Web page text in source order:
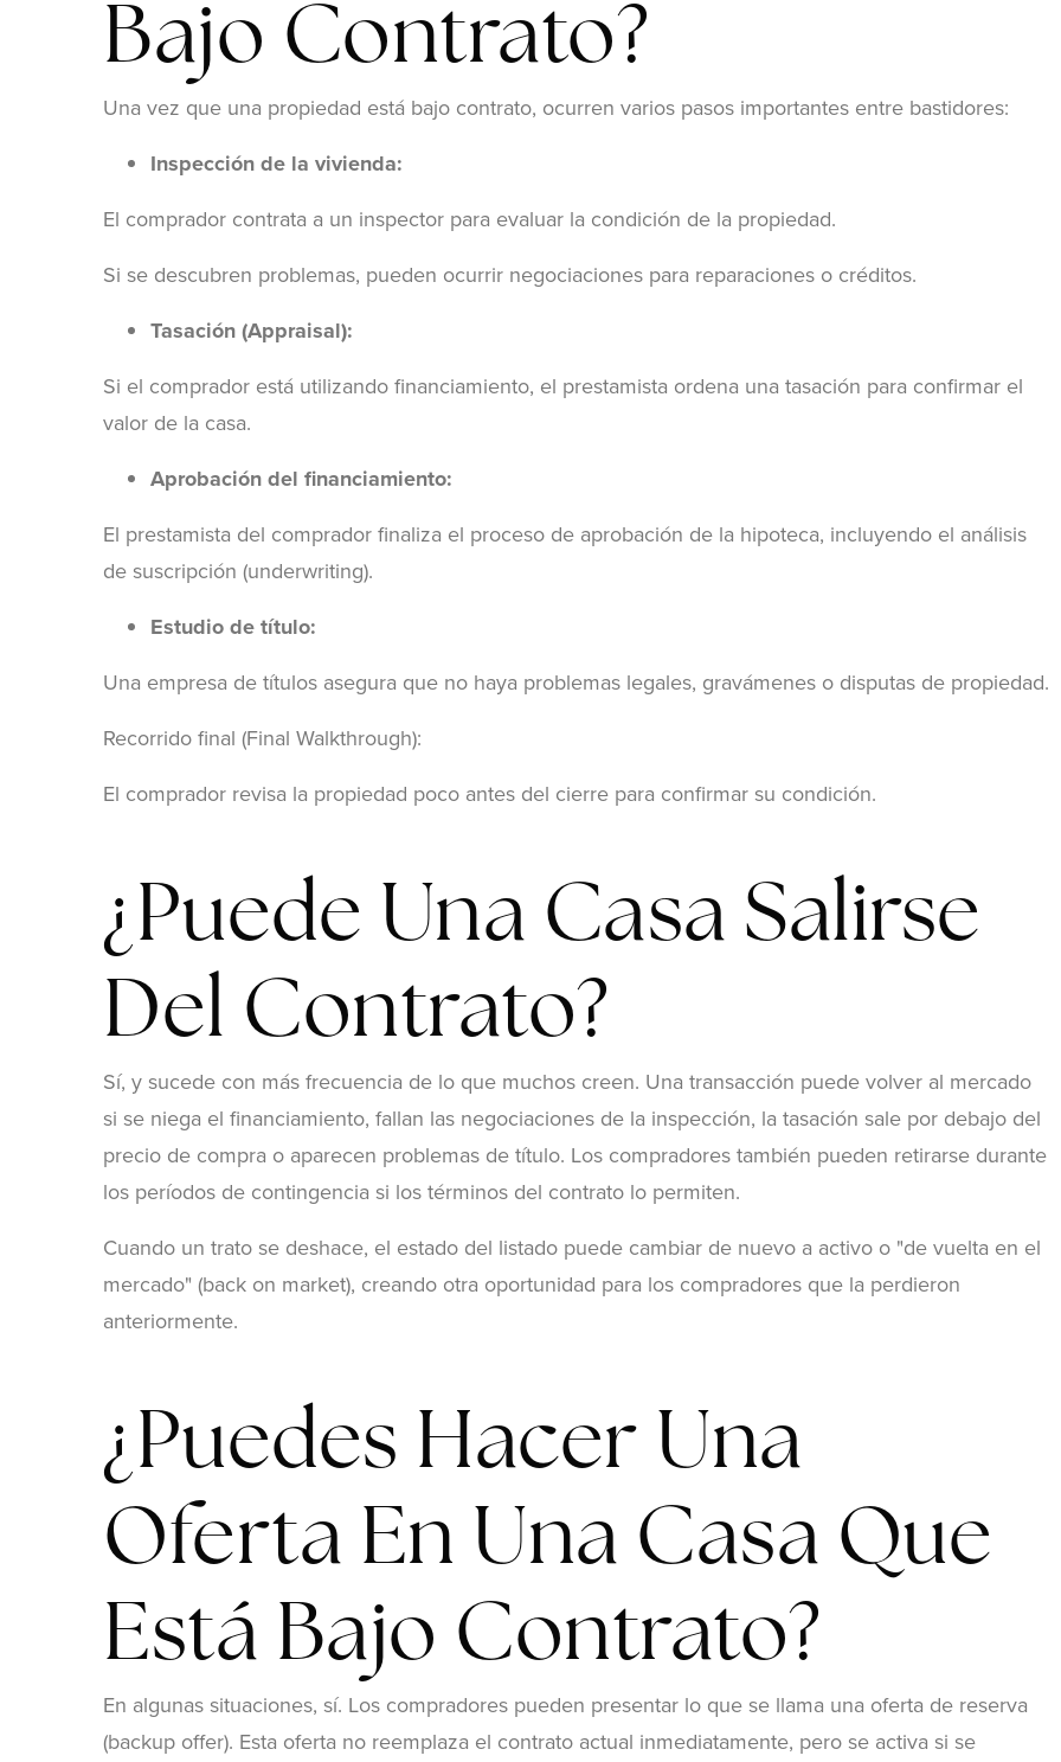
Bajo Contrato?
Una vez que una propiedad está bajo contrato, ocurren varios pasos importantes entre bastidores:
Inspección de la vivienda:
El comprador contrata a un inspector para evaluar la condición de la propiedad.
Si se descubren problemas, pueden ocurrir negociaciones para reparaciones o créditos.
Tasación (Appraisal):
Si el comprador está utilizando financiamiento, el prestamista ordena una tasación para confirmar el
valor de la casa.
Aprobación del financiamiento:
El prestamista del comprador finaliza el proceso de aprobación de la hipoteca, incluyendo el análisis
de suscripción (underwriting).
Estudio de título:
Una empresa de títulos asegura que no haya problemas legales, gravámenes o disputas de propiedad.
Recorrido final (Final Walkthrough):
El comprador revisa la propiedad poco antes del cierre para confirmar su condición.
¿Puede Una Casa Salirse
Del Contrato?
Sí, y sucede con más frecuencia de lo que muchos creen. Una transacción puede volver al mercado
si se niega el financiamiento, fallan las negociaciones de la inspección, la tasación sale por debajo del
precio de compra o aparecen problemas de título. Los compradores también pueden retirarse durante
los períodos de contingencia si los términos del contrato lo permiten.
Cuando un trato se deshace, el estado del listado puede cambiar de nuevo a activo o "de vuelta en el
mercado" (back on market), creando otra oportunidad para los compradores que la perdieron
anteriormente.
¿Puedes Hacer Una
Oferta En Una Casa Que
Está Bajo Contrato?
En algunas situaciones, sí. Los compradores pueden presentar lo que se llama una oferta de reserva
(backup offer). Esta oferta no reemplaza el contrato actual inmediatamente, pero se activa si se